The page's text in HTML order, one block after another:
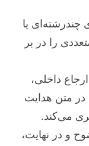
چندرشته‌ای یا
را در بر
داخلی،
در متن هدایت
می‌کند.
و در نهایت،